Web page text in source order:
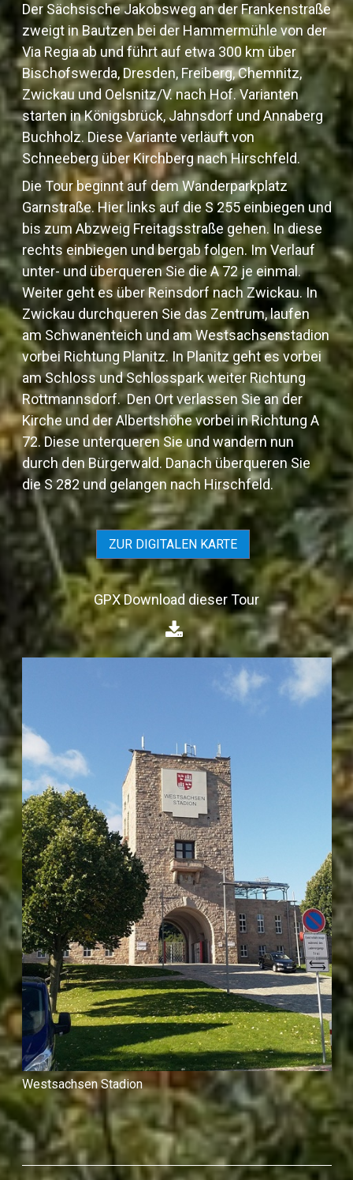
Der Sächsische Jakobsweg an der Frankenstraße
zweigt in Bautzen bei der Hammermühle von der
Via Regia ab und führt auf etwa 300 km über
Bischofswerda, Dresden, Freiberg, Chemnitz,
Zwickau und Oelsnitz/V. nach Hof. Varianten
starten in Königsbrück, Jahnsdorf und Annaberg
Buchholz. Diese Variante verläuft von
Schneeberg über Kirchberg nach Hirschfeld.
Die Tour beginnt auf dem Wanderparkplatz
Garnstraße. Hier links auf die S 255 einbiegen und
bis zum Abzweig Freitagsstraße gehen. In diese
rechts einbiegen und bergab folgen. Im Verlauf
unter- und überqueren Sie die A 72 je einmal.
Weiter geht es über Reinsdorf nach Zwickau. In
Zwickau durchqueren Sie das Zentrum, laufen
am Schwanenteich und am Westsachsenstadion
vorbei Richtung Planitz. In Planitz geht es vorbei
am Schloss und Schlosspark weiter Richtung
Rottmannsdorf. Den Ort verlassen Sie an der
Kirche und der Albertshöhe vorbei in Richtung A
72. Diese unterqueren Sie und wandern nun
durch den Bürgerwald. Danach überqueren Sie
die S 282 und gelangen nach Hirschfeld.
ZUR DIGITALEN KARTE
GPX Download dieser Tour
⁣
Westsachsen Stadion